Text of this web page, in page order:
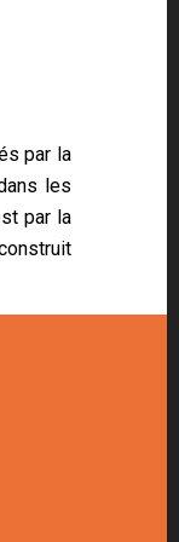
par la
les
par la